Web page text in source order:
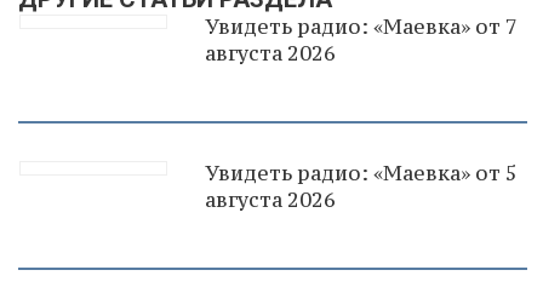
Увидеть радио: «Маевка» от 7
августа 2026
Увидеть радио: «Маевка» от 5
августа 2026